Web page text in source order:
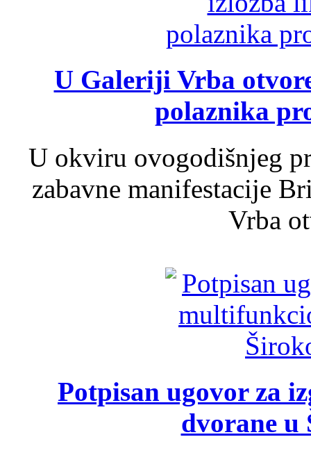
U Galeriji Vrba
polaznika
U okviru ovogodišnjeg
zabavne manifestacije
Vrba
Potpisan ugovor za
dvorane u